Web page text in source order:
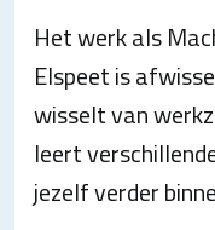
Het werk als
Elspeet is
wisselt van
leert
jezelf verder